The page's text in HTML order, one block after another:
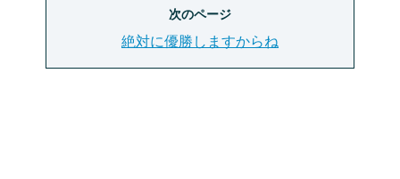
次のページ
絶対に優勝しますからね